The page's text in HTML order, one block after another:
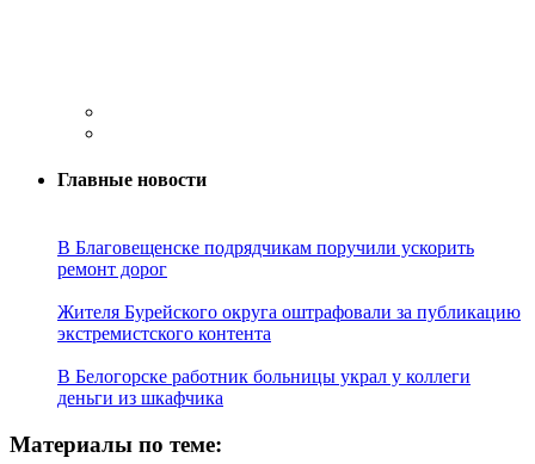
Главные новости
В Благовещенске подрядчикам поручили ускорить
ремонт дорог
Жителя Бурейского округа оштрафовали за публикацию
экстремистского контента
В Белогорске работник больницы украл у коллеги
деньги из шкафчика
Материалы по теме: